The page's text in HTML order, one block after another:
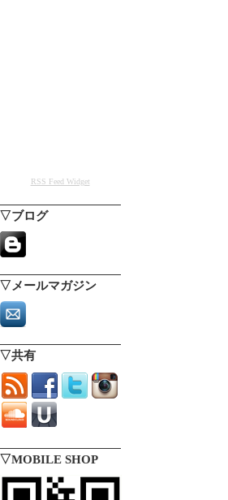
RSS Feed Widget
▽ブログ
▽メールマガジン
▽共有
▽MOBILE SHOP